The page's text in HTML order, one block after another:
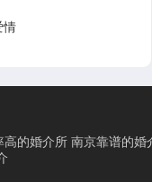
情
高的婚介所 南京靠谱的婚